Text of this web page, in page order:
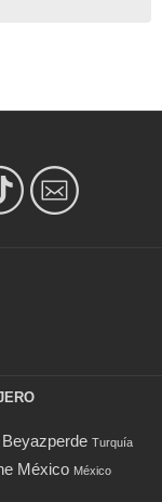
Beyazperde Turquía
México México